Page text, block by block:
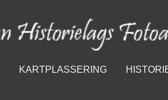
KARTPLASSERING